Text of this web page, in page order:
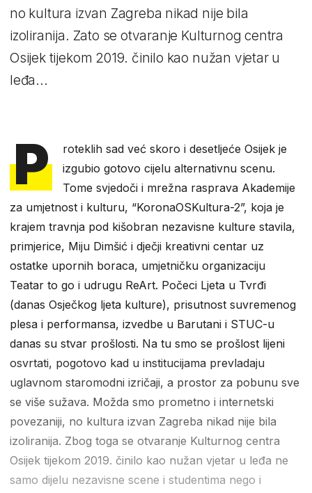
no kultura izvan Zagreba nikad nije bila
izoliranija. Zato se otvaranje Kulturnog centra
Osijek tijekom 2019. činilo kao nužan vjetar u
leđa...
P
roteklih sad već skoro i desetljeće Osijek je
izgubio gotovo cijelu alternativnu scenu.
Tome svjedoči i mrežna rasprava Akademije
za umjetnost i kulturu, “KoronaOSKultura-2”, koja je
krajem travnja pod kišobran nezavisne kulture stavila,
primjerice, Miju Dimšić i dječji kreativni centar uz
ostatke upornih boraca, umjetničku organizaciju
Teatar to go i udrugu ReArt. Počeci Ljeta u Tvrđi
(danas Osječkog ljeta kulture), prisutnost suvremenog
plesa i performansa, izvedbe u Barutani i STUC-u
danas su stvar prošlosti. Na tu smo se prošlost lijeni
osvrtati, pogotovo kad u institucijama prevladaju
uglavnom staromodni izričaji, a prostor za pobunu sve
se više sužava. Možda smo prometno i internetski
povezaniji, no kultura izvan Zagreba nikad nije bila
izoliranija. Zbog toga se otvaranje Kulturnog centra
Osijek tijekom 2019. činilo kao nužan vjetar u leđa ne
samo dijelu nezavisne scene i studentima nego i